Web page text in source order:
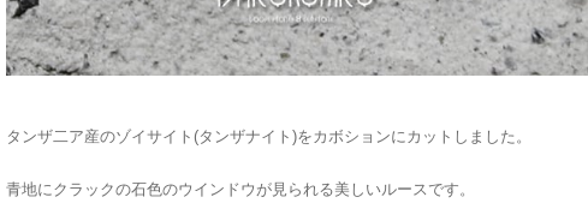
タンザ二ア産のゾイサイト(タンザナイト)をカボションにカットしました。
青地にクラックの石色のウインドウが見られる美しいルースです。